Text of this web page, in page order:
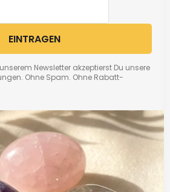
EINTRAGEN
Newsletter akzeptierst Du unsere
Ohne Spam. Ohne Rabatt-